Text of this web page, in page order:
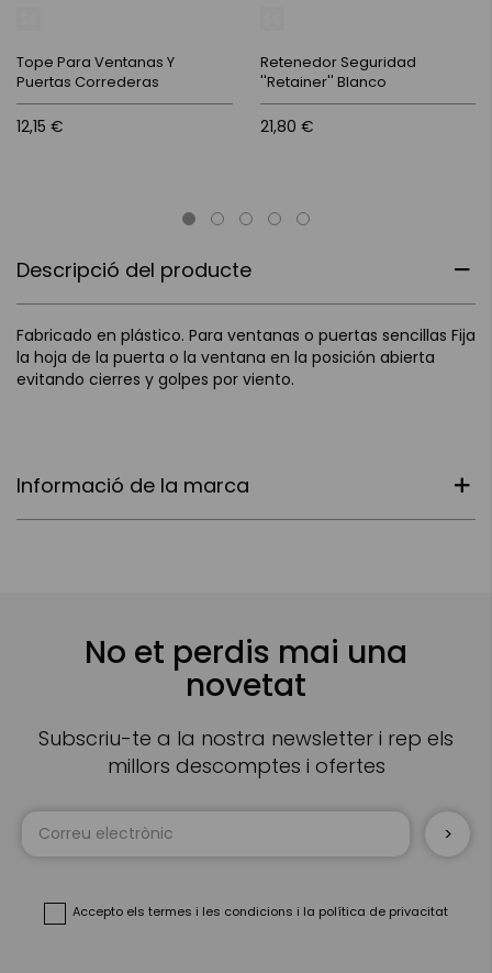
Descripció del producte
Fabricado en plástico. Para ventanas o puertas sencillas Fija
la hoja de la puerta o la ventana en la posición abierta
evitando cierres y golpes por viento.
Informació de la marca
Tope Para Ventanas Y
Puertas Correderas
12,15 €
Retenedor Seguridad
''Retainer'' Blanco
21,80 €
No et perdis mai una
novetat
Subscriu-te a la nostra newsletter i rep els
millors descomptes i ofertes
Sign
Accepto els termes i les condicions i la política de privacitat